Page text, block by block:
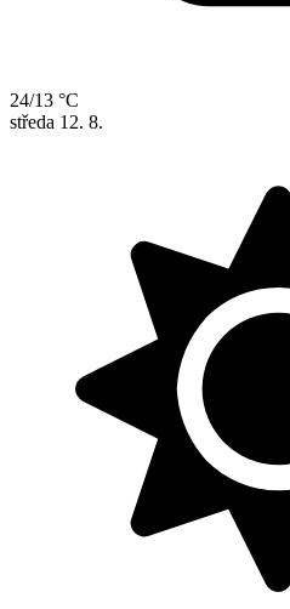
24/13 °C
středa 12. 8.